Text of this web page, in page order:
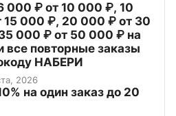
000 ₽ от 10 000 ₽, 10
15 000 ₽, 20 000 ₽ от 30
000 ₽ от 50 000 ₽ на
все повторные заказы
НАБЕРИ
2026
на один заказ до 20